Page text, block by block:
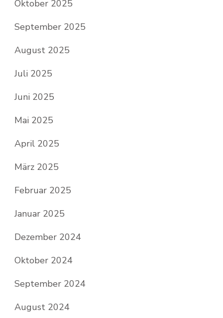
Oktober 2025
September 2025
August 2025
Juli 2025
Juni 2025
Mai 2025
April 2025
März 2025
Februar 2025
Januar 2025
Dezember 2024
Oktober 2024
September 2024
August 2024